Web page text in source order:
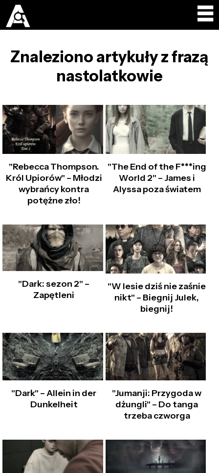
Znaleziono artykuły z frazą
nastolatkowie
"Rebecca Thompson.
Król Upiorów" – Młodzi
wybrańcy kontra
potężne zło!
"The End of the F***ing
World 2" – James i
Alyssa poza światem
"Dark: sezon 2" –
Zapętleni
"W lesie dziś nie zaśnie
nikt" – Biegnij Julek,
biegnij!
"Dark" – Allein in der
Dunkelheit
"Jumanji: Przygoda w
dżungli" – Do tanga
trzeba czworga